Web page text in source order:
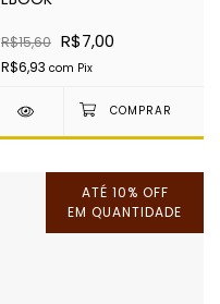
R$15,60 R$7,00
R$6,93 com Pix
ATÉ 10% OFF
EM QUANTIDADE